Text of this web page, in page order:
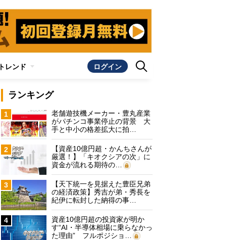
トレンド ログイン
ランキング
1
老舗遊技機メーカー・豊丸産業
がパチンコ事業停止の背景 大
手と中小の格差拡大に拍…
2
【資産10億円超・かんちさんが
厳選！】「キオクシアの次」に
資金が流れる期待の…
3
【天下統一を見据えた豊臣兄弟
の経済政策】秀吉が弟・秀長を
紀伊に転封した納得の事…
4
資産10億円超の投資家が明か
す“AI・半導体相場に乗らなかっ
た理由” フルポジショ…